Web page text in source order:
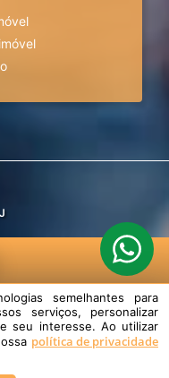
AGIL.NET
para melhorar a
publicidade e
semelhantes para
serviços, personalizar
seu interesse. Ao utilizar
política de privacidade